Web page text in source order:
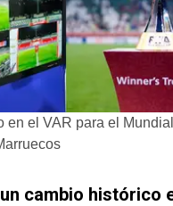
en el VAR para el
cambio histórico